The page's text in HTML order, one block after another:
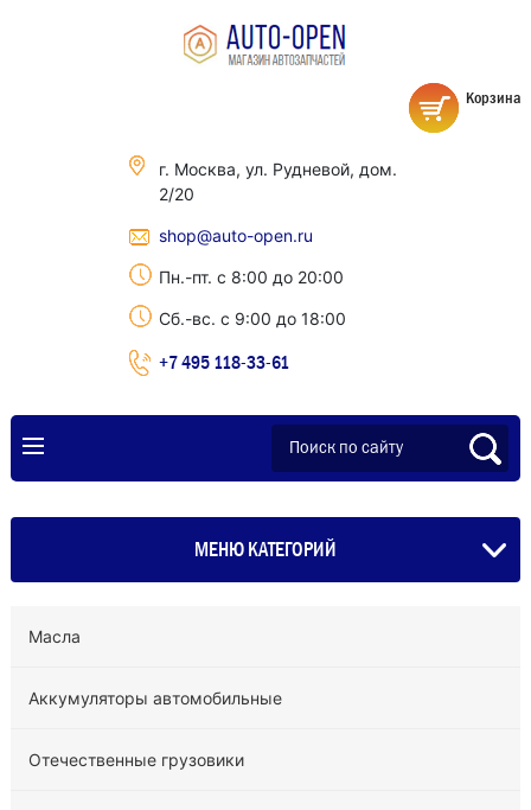
г. Москва, ул. Рудневой, дом.
2/20
shop@auto-open.ru
Пн.-пт. с 8:00 до 20:00
Сб.-вс. с 9:00 до 18:00
+7 495 118-33-61
Корзина
МЕНЮ КАТЕГОРИЙ
Масла
Аккумуляторы автомобильные
Отечественные грузовики